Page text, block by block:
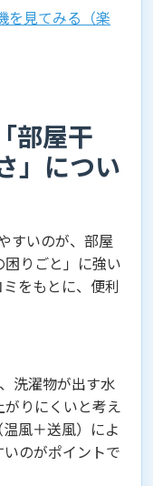
を見てみる（楽
部屋干
」につい
すいのが、部屋
りごと」に強い
をもとに、便利
洗濯物が出す水
りにくいと考え
風＋送風）によ
のがポイントで